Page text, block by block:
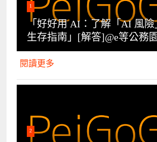
1
「好好用 AI：了解「AI 風
生存指南」[解答]@e等公務
閱讀更多
2